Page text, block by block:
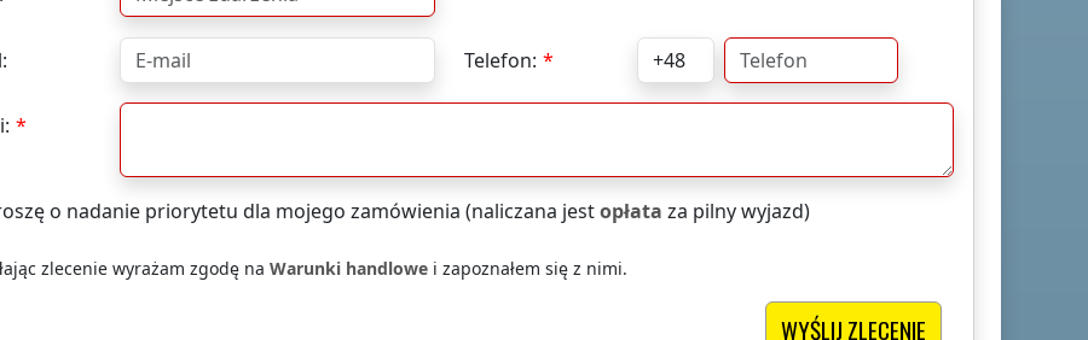
Telefon:
o nadanie priorytetu dla mojego zamówienia (naliczana jestopłata za pilny wyjazd)
zlecenie wyrażam zgodę na Warunki handlowe i zapoznałem się z nimi.